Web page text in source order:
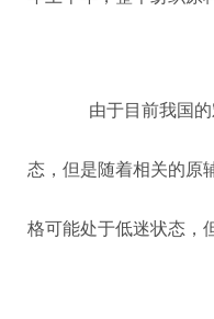
由于目前我国
态，但是随着相关的原
格可能处于低迷状态，